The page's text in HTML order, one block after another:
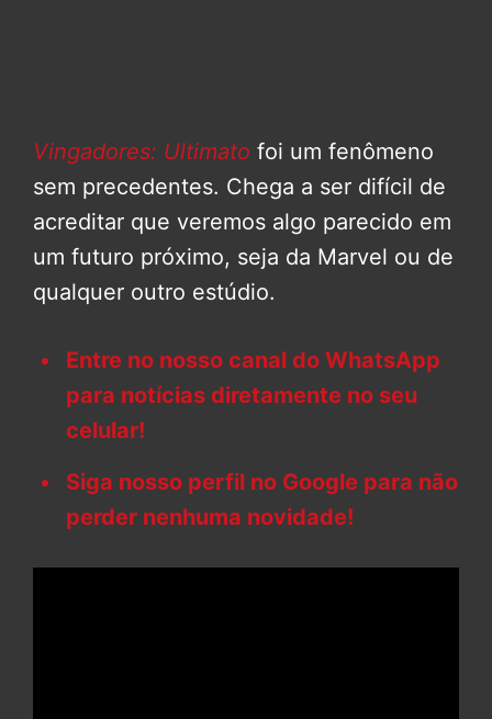
Vingadores: Ultimato foi um fenômeno
sem precedentes. Chega a ser difícil de
acreditar que veremos algo parecido em
um futuro próximo, seja da Marvel ou de
qualquer outro estúdio.
Entre no nosso canal do WhatsApp
para notícias diretamente no seu
celular!
Siga nosso perfil no Google para não
perder nenhuma novidade!